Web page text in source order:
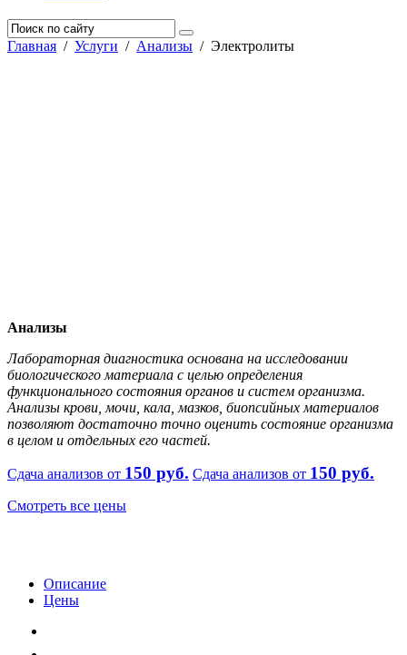
Главная / Услуги / Анализы / Электролиты
Анализы
Лабораторная диагностика основана на исследовании
биологического материала с целью определения
функционального состояния органов и систем организма.
Анализы крови, мочи, кала, мазков, биопсийных материалов
позволяют достаточно точно оценить состояние организма
в целом и отдельных его частей.
Сдача анализов от 150 руб. Сдача анализов от 150 руб.
Смотреть все цены
Описание
Цены